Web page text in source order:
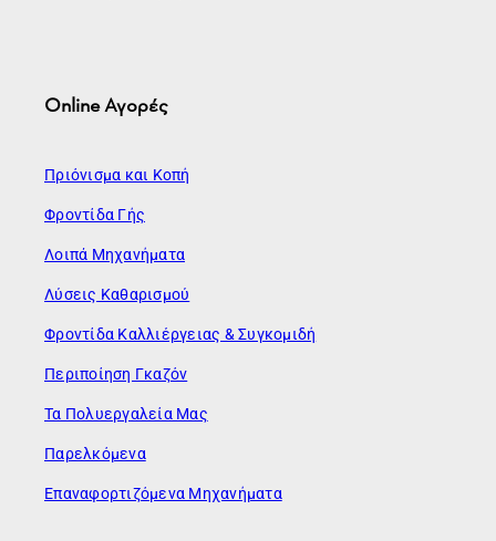
Online Αγορές
Πριόνισμα και Κοπή
Φροντίδα Γής
Λοιπά Μηχανήματα
Λύσεις Καθαρισμού
Φροντίδα Καλλιέργειας & Συγκομιδή
Περιποίηση Γκαζόν
Τα Πολυεργαλεία Μας
Παρελκόμενα
Επαναφορτιζόμενα Μηχανήματα